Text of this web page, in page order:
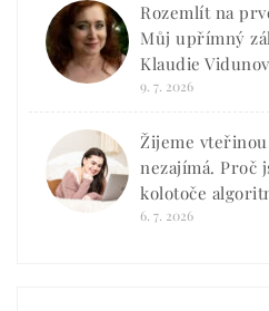
Rozemlít na
Můj upřímný
Klaudie
9. 7. 2026
Žijeme
nezajímá. Proč
kolotoče
6. 7. 2026